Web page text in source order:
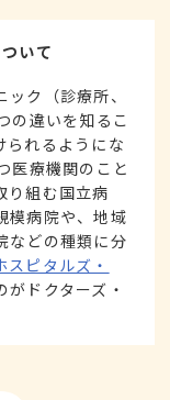
いて
ク（診療所、
の違いを知るこ
られるようにな
医療機関のこと
り組む国立病
模病院や、地域
などの種類に分
スピタルズ・
ドクターズ・